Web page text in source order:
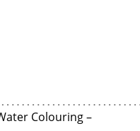
Colouring –